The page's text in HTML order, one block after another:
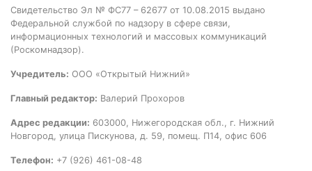
Свидетельство Эл № ФС77 – 62677 от 10.08.2015 выдано
Федеральной службой по надзору в сфере связи,
информационных технологий и массовых коммуникаций
(Роскомнадзор).
Учредитель: ООО «Открытый Нижний»
Главный редактор: Валерий Прохоров
Адрес редакции: 603000, Нижегородская обл., г. Нижний
Новгород, улица Пискунова, д. 59, помещ. П14, офис 606
Телефон: +7 (926) 461-08-48